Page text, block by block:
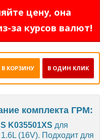
цену, она
за курсов валют!
В ОДИН КЛИК
В КОРЗИНУ
комплекта ГРМ:
K035501XS для
(16V). Подходит для